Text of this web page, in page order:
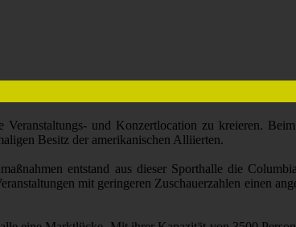
und Konzertlocation zu kreieren.
Besitz der amerikanischen Alliierten.
entstand aus dieser Sporthalle die
mit geringeren Zuschauerzahlen einen